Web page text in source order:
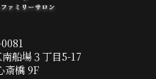
船場３丁目5-17
斎橋 9F